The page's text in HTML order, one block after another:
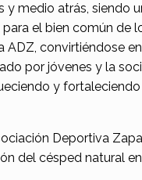
y medio atrás, siendo
el bien común de
ADZ, convirtiéndose
por jóvenes y la
y
Deportiva
del césped natural